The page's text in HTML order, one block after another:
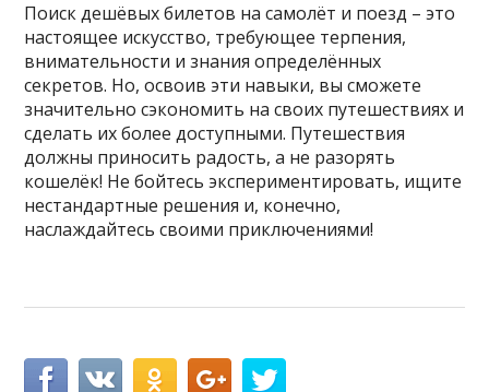
Поиск дешёвых билетов на самолёт и поезд – это
настоящее искусство, требующее терпения,
внимательности и знания определённых
секретов. Но, освоив эти навыки, вы сможете
значительно сэкономить на своих путешествиях и
сделать их более доступными. Путешествия
должны приносить радость, а не разорять
кошелёк! Не бойтесь экспериментировать, ищите
нестандартные решения и, конечно,
наслаждайтесь своими приключениями!